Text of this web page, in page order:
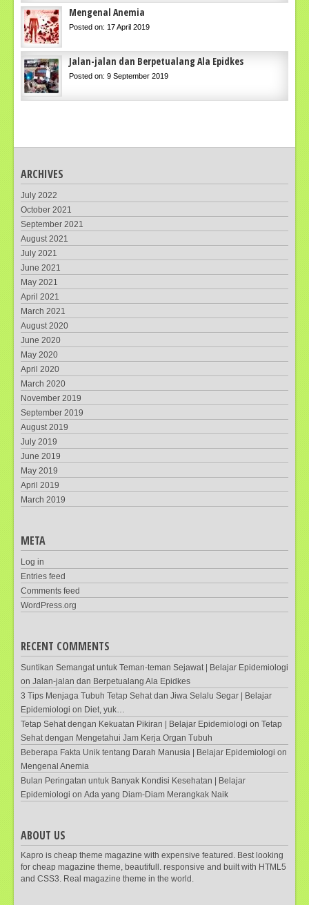
Mengenal Anemia
Posted on: 17 April 2019
Jalan-jalan dan Berpetualang Ala Epidkes
Posted on: 9 September 2019
ARCHIVES
July 2022
October 2021
September 2021
August 2021
July 2021
June 2021
May 2021
April 2021
March 2021
August 2020
June 2020
May 2020
April 2020
March 2020
November 2019
September 2019
August 2019
July 2019
June 2019
May 2019
April 2019
March 2019
META
Log in
Entries feed
Comments feed
WordPress.org
RECENT COMMENTS
Suntikan Semangat untuk Teman-teman Sejawat | Belajar Epidemiologi
on Jalan-jalan dan Berpetualang Ala Epidkes
3 Tips Menjaga Tubuh Tetap Sehat dan Jiwa Selalu Segar | Belajar
Epidemiologi on Diet, yuk…
Tetap Sehat dengan Kekuatan Pikiran | Belajar Epidemiologi on Tetap
Sehat dengan Mengetahui Jam Kerja Organ Tubuh
Beberapa Fakta Unik tentang Darah Manusia | Belajar Epidemiologi on
Mengenal Anemia
Bulan Peringatan untuk Banyak Kondisi Kesehatan | Belajar
Epidemiologi on Ada yang Diam-Diam Merangkak Naik
ABOUT US
Kapro is cheap theme magazine with expensive featured. Best looking
for cheap magazine theme, beautifull. responsive and built with HTML5
and CSS3. Real magazine theme in the world.